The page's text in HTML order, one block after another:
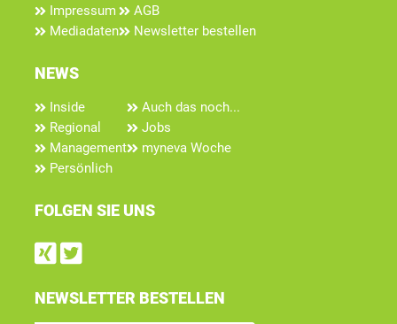
Impressum
Mediadaten
AGB
Newsletter bestellen
NEWS
Inside
Regional
Management
Persönlich
Auch das noch...
Jobs
myneva Woche
FOLGEN SIE UNS
Find us on Xing
Follow us on Twitter
NEWSLETTER BESTELLEN